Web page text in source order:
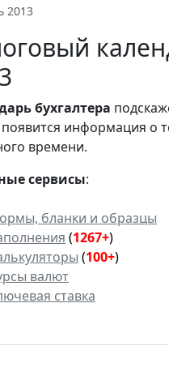
2013
бухгалтера
появится информация о
времени.
сервисы:
бланки и образцы
(1267+)
(100+)
валют
ставка